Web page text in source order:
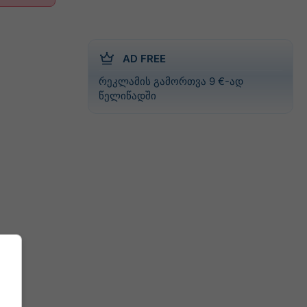
AD FREE
რეკლამის გამორთვა 9 €-ად
წელიწადში